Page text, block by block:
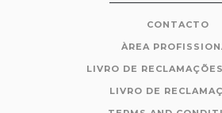
CONTACTO
ÀREA
LIVRO DE
LIVRO DE